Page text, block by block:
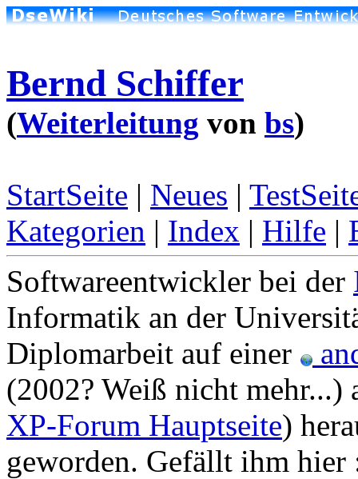
Bernd Schiffer
(Weiterleitung von bs)
StartSeite | Neues |
Kategorien | Index | Hilfe |
Softwareentwickler bei der
Informatik an der
Diplomarbeit auf einer
(2002? Weiß nicht mehr...)
XP-Forum Hauptseite)
geworden. Gefällt ihm hier